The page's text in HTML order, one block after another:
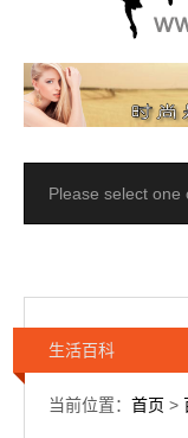
生活百科
当前位置： 首页 >